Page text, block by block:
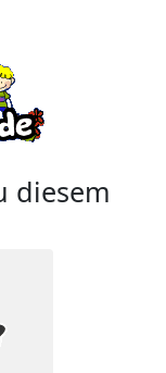
diesem